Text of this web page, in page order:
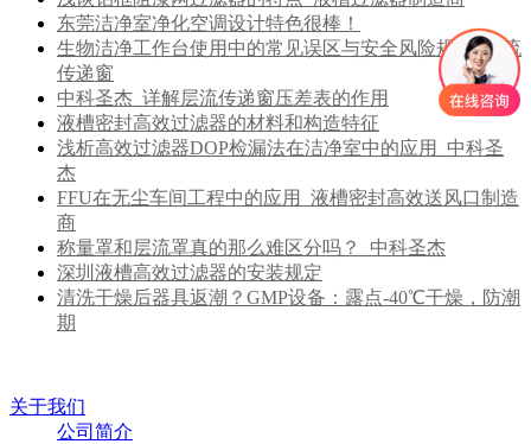
东莞洁净室净化空调设计特色很棒！
生物洁净工作台使用中的常见误区与安全风险规避_层流
传递窗
中科圣杰_详解层流传递窗压差表的作用
液槽密封高效过滤器的材料和构造特征
浅析高效过滤器DOP检漏法在洁净室中的应用_中科圣
杰
FFU在无尘车间工程中的应用_液槽密封高效送风口制造
商
称量罩和层流罩真的那么难区分吗？_中科圣杰
深圳液槽高效过滤器的安装规定
清洗干燥后器具返潮？GMP设备：露点-40℃干燥，防潮
期
关于我们
公司简介